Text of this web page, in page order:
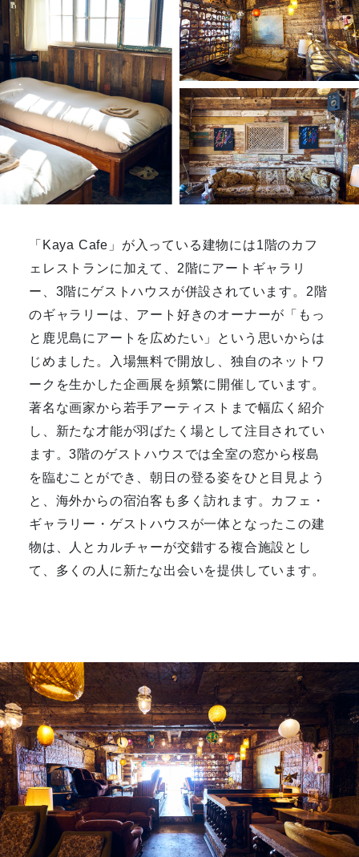
「Kaya Cafe」が入っている建物には1階のカフ
ェレストランに加えて、2階にアートギャラリ
ー、3階にゲストハウスが併設されています。2階
のギャラリーは、アート好きのオーナーが「もっ
と鹿児島にアートを広めたい」という思いからは
じめました。入場無料で開放し、独自のネットワ
ークを生かした企画展を頻繁に開催しています。
著名な画家から若手アーティストまで幅広く紹介
し、新たな才能が羽ばたく場として注目されてい
ます。3階のゲストハウスでは全室の窓から桜島
を臨むことができ、朝日の登る姿をひと目見よう
と、海外からの宿泊客も多く訪れます。カフェ・
ギャラリー・ゲストハウスが一体となったこの建
物は、人とカルチャーが交錯する複合施設とし
て、多くの人に新たな出会いを提供しています。